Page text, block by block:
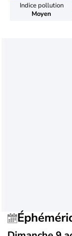
Indice pollution
Moyen